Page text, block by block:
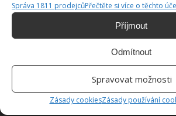
Správa 1811 prodejcůPřečtěte si více o těchto
Příjmout
Odmítnout
Spravovat možnosti
Zásady cookiesZásady používání
Hana Musilová
Do redakce
přidala během
redaktorky ji tak
autorovi]